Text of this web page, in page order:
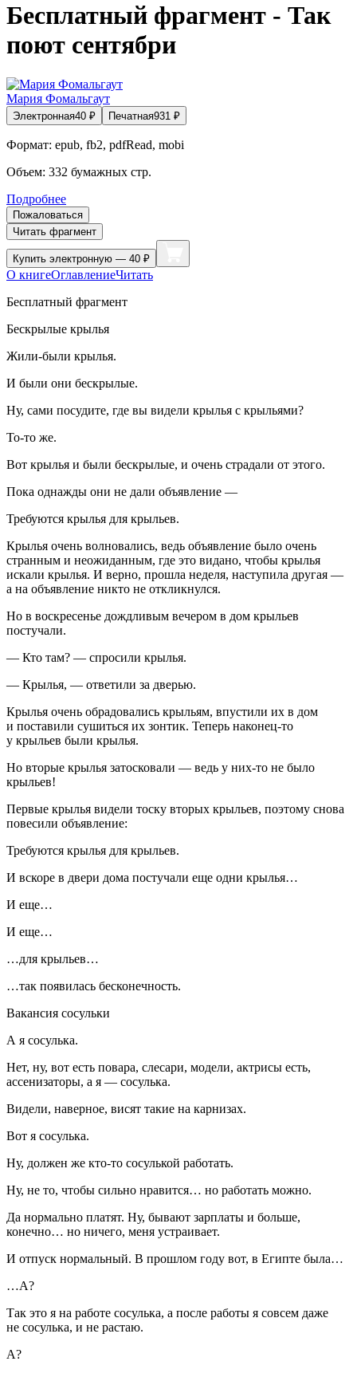
Бесплатный фрагмент - Так
поют сентябри
Мария Фомальгаут
Электронная40 ₽ Печатная931 ₽
Формат: epub, fb2, pdfRead, mobi
Объем: 332 бумажных стр.
Подробнее
Пожаловаться
Читать фрагмент
Купить электронную — 40 ₽
О книгеОглавлениеЧитать
Бесплатный фрагмент
Бескрылые крылья
Жили-были крылья.
И были они бескрылые.
Ну, сами посудите, где вы видели крылья с крыльями?
То-то же.
Вот крылья и были бескрылые, и очень страдали от этого.
Пока однажды они не дали объявление —
Требуются крылья для крыльев.
Крылья очень волновались, ведь объявление было очень
странным и неожиданным, где это видано, чтобы крылья
искали крылья. И верно, прошла неделя, наступила другая —
а на объявление никто не откликнулся.
Но в воскресенье дождливым вечером в дом крыльев
постучали.
— Кто там? — спросили крылья.
— Крылья, — ответили за дверью.
Крылья очень обрадовались крыльям, впустили их в дом
и поставили сушиться их зонтик. Теперь наконец-то
у крыльев были крылья.
Но вторые крылья затосковали — ведь у них-то не было
крыльев!
Первые крылья видели тоску вторых крыльев, поэтому снова
повесили объявление:
Требуются крылья для крыльев.
И вскоре в двери дома постучали еще одни крылья…
И еще…
И еще…
…для крыльев…
…так появилась бесконечность.
Вакансия сосульки
А я сосулька.
Нет, ну, вот есть повара, слесари, модели, актрисы есть,
ассенизаторы, а я — сосулька.
Видели, наверное, висят такие на карнизах.
Вот я сосулька.
Ну, должен же кто-то сосулькой работать.
Ну, не то, чтобы сильно нравится… но работать можно.
Да нормально платят. Ну, бывают зарплаты и больше,
конечно… но ничего, меня устраивает.
И отпуск нормальный. В прошлом году вот, в Египте была…
…А?
Так это я на работе сосулька, а после работы я совсем даже
не сосулька, и не растаю.
А?